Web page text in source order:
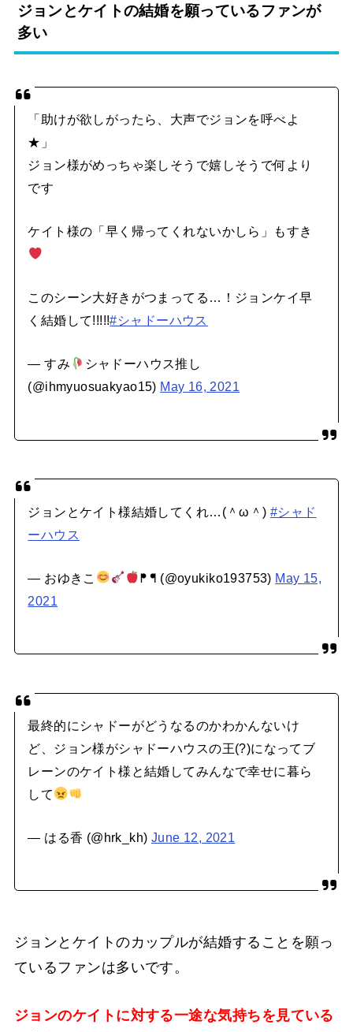
ジョンとケイトの結婚を願っているファンが
多い
「助けが欲しがったら、大声でジョンを呼べよ
★」
ジョン様がめっちゃ楽しそうで嬉しそうで何より
です
ケイト様の「早く帰ってくれないかしら」もすき
このシーン大好きがつまってる…！ジョンケイ早
く結婚して!!!!!#シャドーハウス
— すみ
シャドーハウス推し
(@ihmyuosuakyao15) May 16, 2021
ジョンとケイト様結婚してくれ…(＾ω＾) #シャド
ーハウス
— おゆきこ ᖰ ᖳ (@oyukiko193753) May 15,
2021
最終的にシャドーがどうなるのかわかんないけ
ど、ジョン様がシャドーハウスの王(?)になってブ
レーンのケイト様と結婚してみんなで幸せに暮ら
して
— はる香 (@hrk_kh) June 12, 2021
ジョンとケイトのカップルが結婚することを願っ
ているファンは多いです。
ジョンのケイトに対する一途な気持ちを見ている